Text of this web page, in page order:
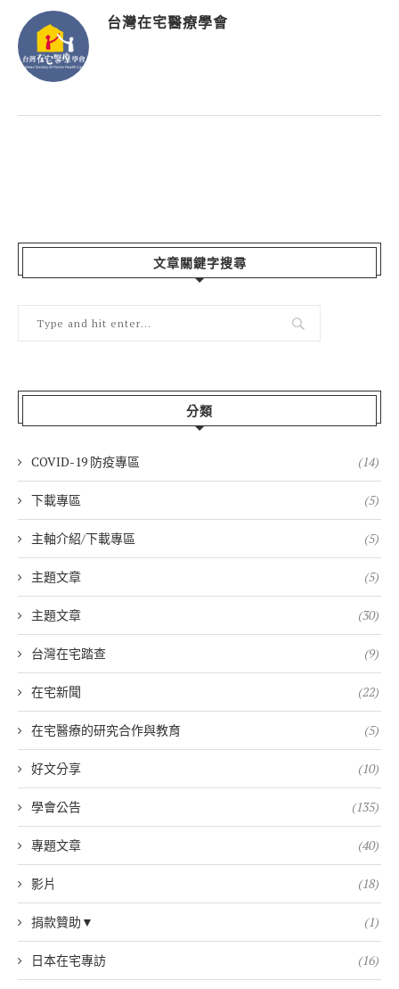
台灣在宅醫療學會
文章關鍵字搜尋
分類
COVID-19 防疫專區 (14)
下載專區 (5)
主軸介紹/下載專區 (5)
主題文章 (5)
主題文章 (30)
台灣在宅踏查 (9)
在宅新聞 (22)
在宅醫療的研究合作與教育 (5)
好文分享 (10)
學會公告 (135)
專題文章 (40)
影片 (18)
捐款贊助▼ (1)
日本在宅專訪 (16)